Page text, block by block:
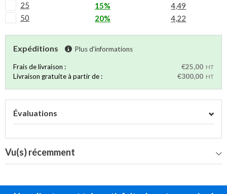
25
15%
4,49
50
20% 4,22
Expéditions Plus d'informations
Frais de livraison : €25,00 HT
Livraison gratuite à partir de : €300,00 HT
Évaluations
Vu(s) récemment